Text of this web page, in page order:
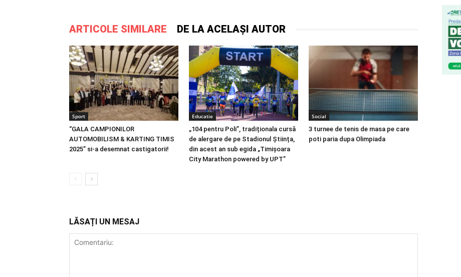
ARTICOLE SIMILARE DE LA ACELAȘI AUTOR
Sport
“GALA CAMPIONILOR
AUTOMOBILISM & KARTING TIMIS
2025” si-a desemnat castigatorii!
Educatie
„104 pentru Poli”, tradiționala cursă
de alergare de pe Stadionul Știința,
din acest an sub egida „Timișoara
City Marathon powered by UPT”
Social
3 turnee de tenis de masa pe care
poti paria dupa Olimpiada
LĂSAȚI UN MESAJ